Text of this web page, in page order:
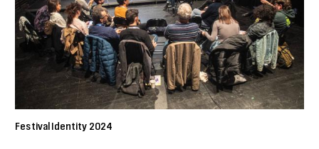
Festival Identity 2024